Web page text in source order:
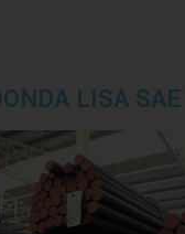
LISA